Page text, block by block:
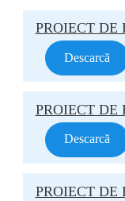
PROIECT DE
Descarcă
PROIECT DE
Descarcă
PROIECT DE